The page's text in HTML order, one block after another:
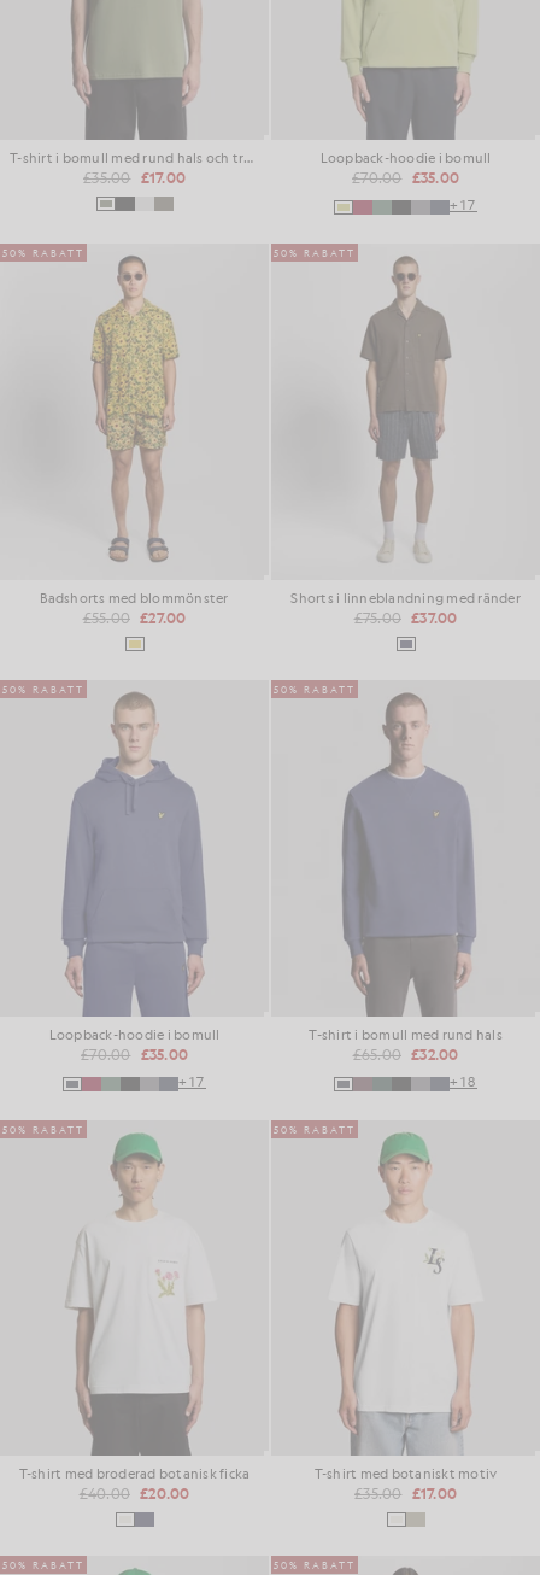
T-shirt i bomull med rund hals och tryckt logotyp
£35.00 £17.00
Loopback-hoodie i bomull
£70.00 £35.00
+17
50% RABATT
Badshorts med blommönster
£55.00 £27.00
50% RABATT
Shorts i linneblandning med ränder
£75.00 £37.00
50% RABATT
Loopback-hoodie i bomull
£70.00 £35.00
+17
50% RABATT
T-shirt i bomull med rund hals
£65.00 £32.00
+18
50% RABATT
T-shirt med broderad botanisk ficka
£40.00 £20.00
50% RABATT
T-shirt med botaniskt motiv
£35.00 £17.00
50% RABATT 50% RABATT